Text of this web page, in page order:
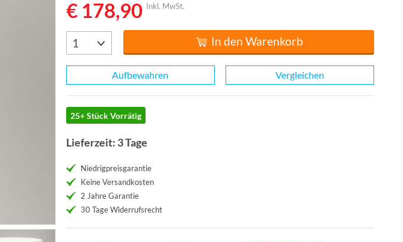
€ 178,90 Inkl. MwSt.
In den Warenkorb
Aufbewahren Vergleichen
25+ Stück Vorrätig
Lieferzeit: 3 Tage
Niedrigpreisgarantie
Keine Versandkosten
2 Jahre Garantie
30 Tage Widerrufsrecht